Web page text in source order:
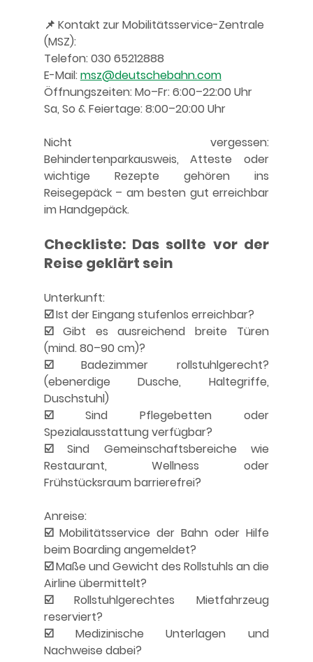
📌 Kontakt zur Mobilitätsservice-Zentrale
(MSZ):
Telefon: 030 65212888
E-Mail: msz@deutschebahn.com
Öffnungszeiten: Mo–Fr: 6:00–22:00 Uhr
Sa, So & Feiertage: 8:00–20:00 Uhr
Nicht vergessen:
Behindertenparkausweis, Atteste oder
wichtige Rezepte gehören ins
Reisegepäck – am besten gut erreichbar
im Handgepäck.
Checkliste: Das sollte vor der
Reise geklärt sein
Unterkunft:
☑️ Ist der Eingang stufenlos erreichbar?
☑️ Gibt es ausreichend breite Türen
(mind. 80–90 cm)?
☑️ Badezimmer rollstuhlgerecht?
(ebenerdige Dusche, Haltegriffe,
Duschstuhl)
☑️ Sind Pflegebetten oder
Spezialausstattung verfügbar?
☑️ Sind Gemeinschaftsbereiche wie
Restaurant, Wellness oder
Frühstücksraum barrierefrei?
Anreise:
☑️ Mobilitätsservice der Bahn oder Hilfe
beim Boarding angemeldet?
☑️ Maße und Gewicht des Rollstuhls an die
Airline übermittelt?
☑️ Rollstuhlgerechtes Mietfahrzeug
reserviert?
☑️ Medizinische Unterlagen und
Nachweise dabei?